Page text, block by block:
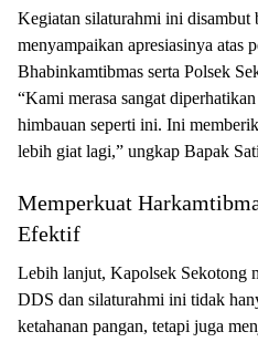
Kegiatan silaturahmi ini disambut
menyampaikan apresiasinya atas
Bhabinkamtibmas serta Polsek
“Kami merasa sangat
himbauan seperti ini. Ini
lebih giat lagi,” ungkap Bapak
Memperkuat
Efektif
Lebih lanjut, Kapolsek Sekotong
DDS dan silaturahmi ini tidak
ketahanan pangan, tetapi juga